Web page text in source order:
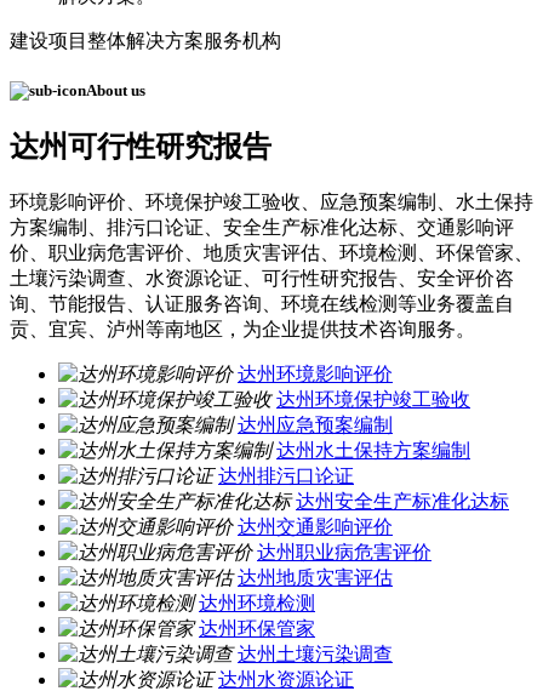
建设项目整体解决方案服务机构
About us
达州可行性研究报告
环境影响评价、环境保护竣工验收、应急预案编制、水土保持
方案编制、排污口论证、安全生产标准化达标、交通影响评
价、职业病危害评价、地质灾害评估、环境检测、环保管家、
土壤污染调查、水资源论证、可行性研究报告、安全评价咨
询、节能报告、认证服务咨询、环境在线检测等业务覆盖自
贡、宜宾、泸州等南地区，为企业提供技术咨询服务。
达州环境影响评价
达州环境保护竣工验收
达州应急预案编制
达州水土保持方案编制
达州排污口论证
达州安全生产标准化达标
达州交通影响评价
达州职业病危害评价
达州地质灾害评估
达州环境检测
达州环保管家
达州土壤污染调查
达州水资源论证